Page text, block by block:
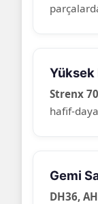
Strenx
hafif-
Gemi
DH36,